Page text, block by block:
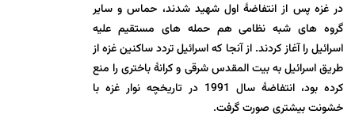
در غزه پس از انتفاضۀ اول شهید شدند، حماس و سایر
گروه های شبه نظامی هم حمله های مستقیم علیه
اسرائیل را آغاز کردند. از آنجا که اسرائیل تردد ساکنین غزه از
طریق اسرائیل به بیت المقدس شرقی و کرانۀ باختری را منع
کرده بود، انتفاضۀ سال 1991 در تاریخچه نوار غزه با
خشونت بیشتری صورت گرفت.